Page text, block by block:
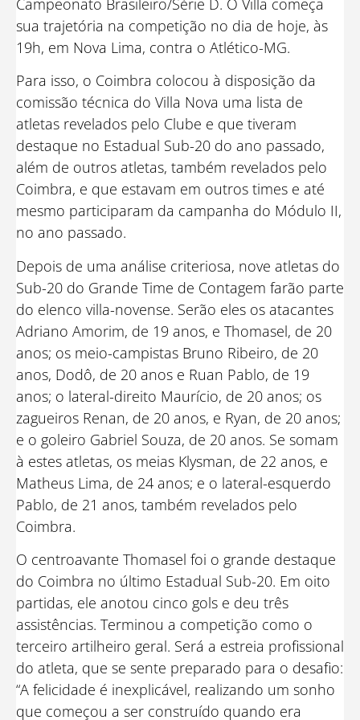
Campeonato Brasileiro/Série D. O Villa começa
sua trajetória na competição no dia de hoje, às
19h, em Nova Lima, contra o Atlético-MG.
Para isso, o Coimbra colocou à disposição da
comissão técnica do Villa Nova uma lista de
atletas revelados pelo Clube e que tiveram
destaque no Estadual Sub-20 do ano passado,
além de outros atletas, também revelados pelo
Coimbra, e que estavam em outros times e até
mesmo participaram da campanha do Módulo II,
no ano passado.
Depois de uma análise criteriosa, nove atletas do
Sub-20 do Grande Time de Contagem farão parte
do elenco villa-novense. Serão eles os atacantes
Adriano Amorim, de 19 anos, e Thomasel, de 20
anos; os meio-campistas Bruno Ribeiro, de 20
anos, Dodô, de 20 anos e Ruan Pablo, de 19
anos; o lateral-direito Maurício, de 20 anos; os
zagueiros Renan, de 20 anos, e Ryan, de 20 anos;
e o goleiro Gabriel Souza, de 20 anos. Se somam
à estes atletas, os meias Klysman, de 22 anos, e
Matheus Lima, de 24 anos; e o lateral-esquerdo
Pablo, de 21 anos, também revelados pelo
Coimbra.
O centroavante Thomasel foi o grande destaque
do Coimbra no último Estadual Sub-20. Em oito
partidas, ele anotou cinco gols e deu três
assistências. Terminou a competição como o
terceiro artilheiro geral. Será a estreia profissional
do atleta, que se sente preparado para o desafio:
“A felicidade é inexplicável, realizando um sonho
que começou a ser construído quando era